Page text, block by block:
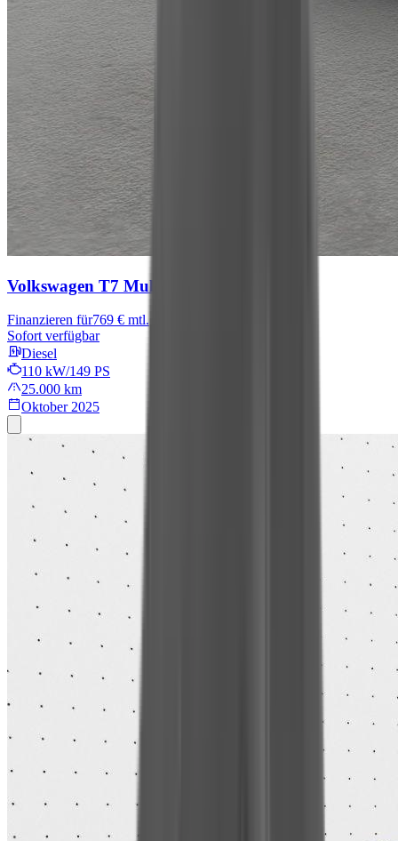
Volkswagen T7 Multivan
Finanzieren für769 € mtl.
Sofort verfügbar
Diesel
110 kW/149 PS
25.000 km
Oktober 2025